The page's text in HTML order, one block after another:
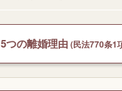
5つの離婚理由 (民法770条1